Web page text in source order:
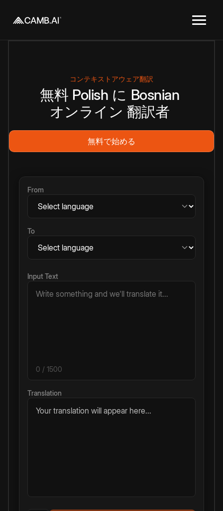
コンテキストアウェア翻訳
無料 Polish に Bosnian
オンライン 翻訳者
無料で始める
From
To
Input Text
0 / 1500
Translation
Your translation will appear here...